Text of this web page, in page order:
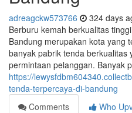
adreagckw573766 324 days
Berburu kemah berkualitas
Bandung merupakan kota yang
banyak pabrik tenda
permintaan pelanggan. Banyak
https://
tenda-terpercaya-di-bandung
Comments
Who